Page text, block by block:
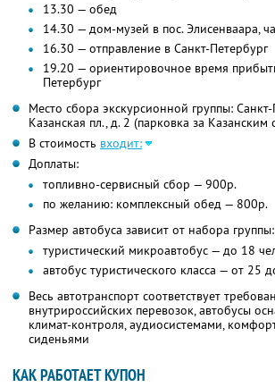
13.30 — обед
14.30 — дом-музей в пос. Элисенваара,
16.30 — отправление в Санкт-Петербург
19.20 — ориентировочное время
Петербург
Место сбора экскурсионной группы: Санкт-
Казанская пл., д. 2 (парковка за Казанским
В стоимость входит:
Доплаты:
топливно-сервисный сбор — 900р.
по желанию: комплексный обед — 800р.
Размер автобуса зависит от набора группы:
туристический микроавтобус — до 18
автобус туристического класса — от 25
Весь автотранспорт соответствует
внутрироссийских перевозок, автобусы
климат-контроля, аудиосистемами,
сиденьями
КАК РАБОТАЕТ КУПОН